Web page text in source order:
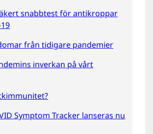
snabbtest för antikroppar
från tidigare pandemier
inverkan på vårt
Symptom Tracker lanseras nu